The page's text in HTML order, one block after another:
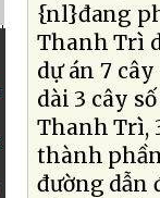
{nl}đang
Thanh Trì
dự án 7
dài 3 cây
Thanh Trì,
thành
đường dẫn